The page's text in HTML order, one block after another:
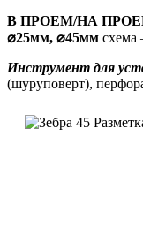
В ПРОЕМ/НА
⌀25мм, ⌀45мм схема
Инструмент для
(шуруповерт),